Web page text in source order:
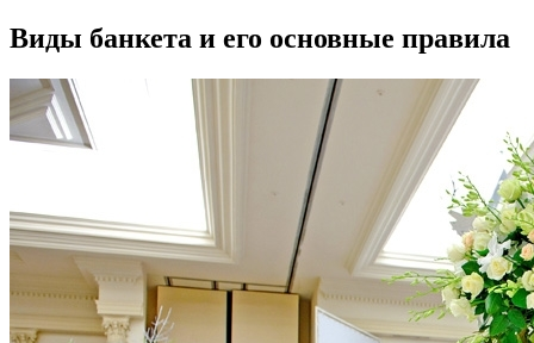
Виды банкета и его основные правила